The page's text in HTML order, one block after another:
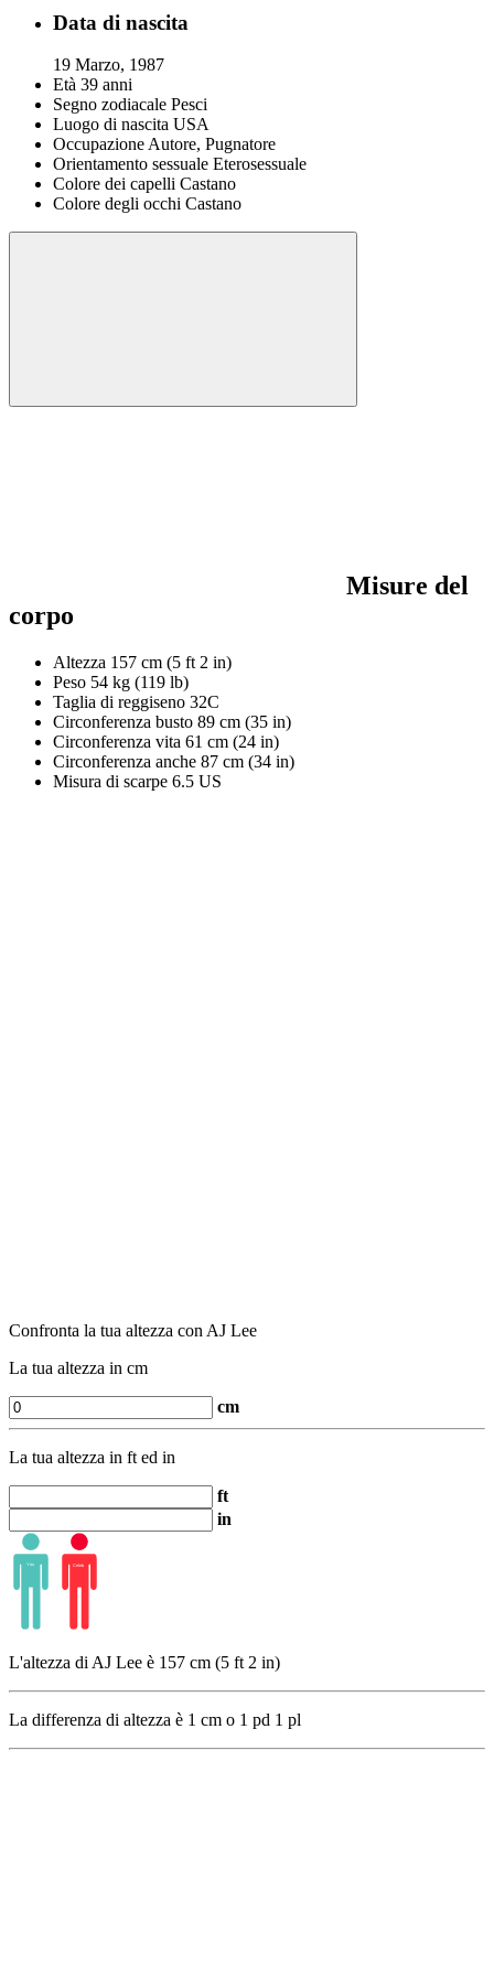
Data di nascita
19 Marzo, 1987
Età 39 anni
Segno zodiacale Pesci
Luogo di nascita USA
OccupazioneAutore, Pugnatore
Orientamento sessuale Eterosessuale
Colore dei capelli Castano
Colore degli occhi Castano
Misure del
corpo
Altezza 157 cm (5 ft 2 in)
Peso 54 kg (119 lb)
Taglia di reggiseno 32C
Circonferenza busto 89 cm (35 in)
Circonferenza vita 61 cm (24 in)
Circonferenza anche 87 cm (34 in)
Misura di scarpe 6.5 US
Confronta la tua altezza con AJ Lee
La tua altezza in cm
cm
La tua altezza in ft ed in
ft
in
L'altezza di AJ Lee è 157 cm (5 ft 2 in)
La differenza di altezza è 1 cm o 1 pd 1 pl